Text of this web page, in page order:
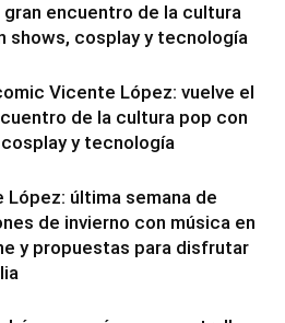
gran encuentro de la cultura
shows, cosplay y tecnología
Vicente López: vuelve el
de la cultura pop con
y tecnología
López: última semana de
de invierno con música en
y propuestas para disfrutar